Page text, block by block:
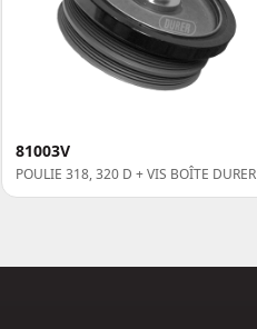
81003V
POULIE 318, 320 D + VIS BOÎTE DURER